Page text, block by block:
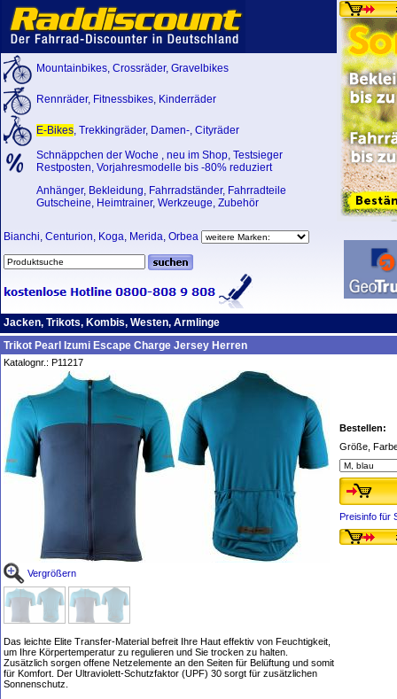
Mountainbikes, Crossräder, Gravelbikes
Rennräder, Fitnessbikes, Kinderräder
E-Bikes, Trekkingräder, Damen-, Cityräder
Schnäppchen der Woche , neu im Shop, Testsieger
Restposten, Vorjahresmodelle bis -80% reduziert
Anhänger, Bekleidung, Fahrradständer, Fahrradteile
Gutscheine, Heimtrainer, Werkzeuge, Zubehör
Bianchi, Centurion, Koga, Merida, Orbea
Jacken, Trikots, Kombis, Westen, Armlinge
Trikot Pearl Izumi Escape Charge Jersey Herren
Katalognr.: P11217
Vergrößern
Das leichte Elite Transfer-Material befreit Ihre Haut effektiv von Feuchtigkeit,
um Ihre Körpertemperatur zu regulieren und Sie trocken zu halten.
Zusätzlich sorgen offene Netzelemente an den Seiten für Belüftung und somit
für Komfort. Der Ultraviolett-Schutzfaktor (UPF) 30 sorgt für zusätzlichen
Sonnenschutz.
Bestellen:
Größe,
Preisinfo für